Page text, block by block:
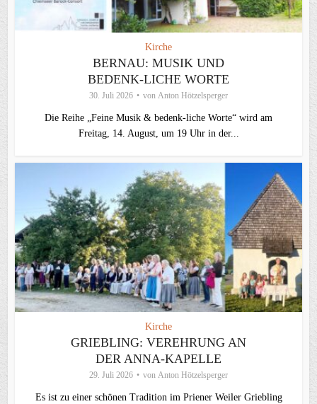
Kirche
BERNAU: MUSIK UND
BEDENK-LICHE WORTE
30. Juli 2026 von Anton Hötzelsperger
Die Reihe „Feine Musik & bedenk-liche Worte“ wird am
Freitag, 14. August, um 19 Uhr in der...
Kirche
GRIEBLING: VEREHRUNG AN
DER ANNA-KAPELLE
29. Juli 2026 von Anton Hötzelsperger
Es ist zu einer schönen Tradition im Priener Weiler Griebling